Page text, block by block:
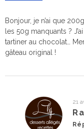
Bonjour, je n’ai que
les 50g manquants ?
tartiner au chocolat…
gâteau original !
21